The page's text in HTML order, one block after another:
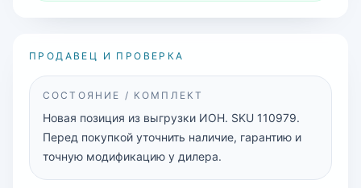
ПРОДАВЕЦ И ПРОВЕРКА
СОСТОЯНИЕ / КОМПЛЕКТ
Новая позиция из выгрузки ИОН. SKU 110979.
Перед покупкой уточнить наличие, гарантию и
точную модификацию у дилера.